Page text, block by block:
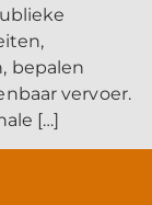
bepalen
vervoer.
[…]